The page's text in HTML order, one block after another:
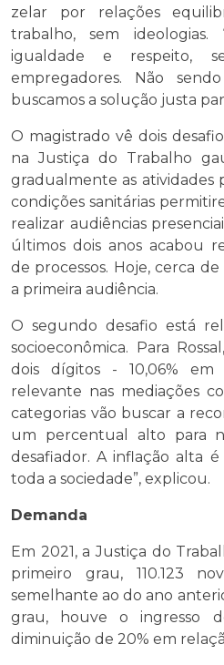
zelar por relações
trabalho, sem ideologias.
igualdade e respeito,
empregadores. Não
buscamos a solução justa
O magistrado vê dois
na Justiça do Trabalho
gradualmente as atividades
condições sanitárias
realizar audiências
últimos dois anos acabou
de processos. Hoje, cerca
a primeira audiência.
O segundo desafio está
socioeconômica. Para
dois dígitos - 10,06%
relevante nas mediações
categorias vão buscar a
um percentual alto para
desafiador. A inflação alta
toda a sociedade”, explicou.
Demanda
Em 2021, a Justiça do
primeiro grau, 110.123
semelhante ao do ano
grau, houve o ingresso
diminuição de 20% em